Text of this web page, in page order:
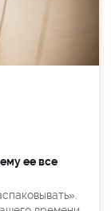
ее все